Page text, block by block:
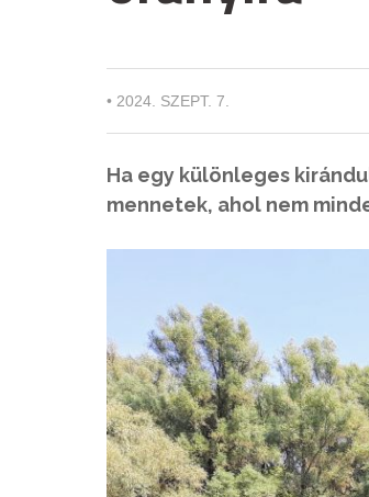
• 2024. SZEPT. 7.
Ha egy különleges
mennetek, ahol nem